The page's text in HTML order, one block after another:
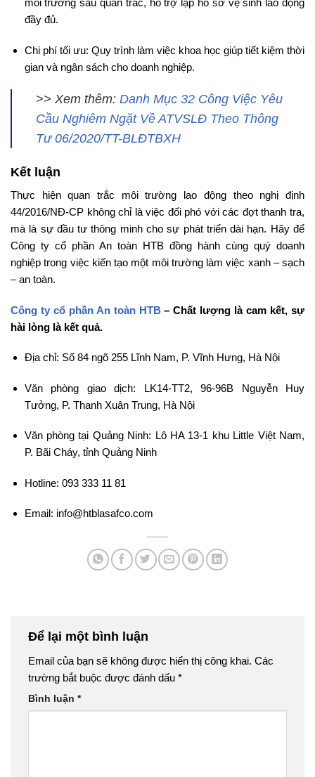
môi trường sau quan trắc, hỗ trợ lập hồ sơ vệ sinh lao động
đầy đủ.
Chi phí tối ưu: Quy trình làm việc khoa học giúp tiết kiệm thời
gian và ngân sách cho doanh nghiệp.
>> Xem thêm: Danh Mục 32 Công Việc Yêu
Cầu Nghiêm Ngặt Về ATVSLĐ Theo Thông
Tư 06/2020/TT-BLĐTBXH
Kết luận
Thực hiện quan trắc môi trường lao động theo nghị định
44/2016/NĐ-CP không chỉ là việc đối phó với các đợt thanh tra,
mà là sự đầu tư thông minh cho sự phát triển dài hạn. Hãy để
Công ty cổ phần An toàn HTB đồng hành cùng quý doanh
nghiệp trong việc kiến tạo một môi trường làm việc xanh – sạch
– an toàn.
Công ty cổ phần An toàn HTB– Chất lượng là cam kết, sự
hài lòng là kết quả.
Địa chỉ: Số 84 ngõ 255 Lĩnh Nam, P. Vĩnh Hưng, Hà Nội
Văn phòng giao dịch: LK14-TT2, 96-96B Nguyễn Huy
Tưởng, P. Thanh Xuân Trung, Hà Nội
Văn phòng tại Quảng Ninh: Lô HA 13-1 khu Little Việt Nam,
P. Bãi Cháy, tỉnh Quảng Ninh
Hotline: 093 333 11 81
Email: info@htblasafco.com
Để lại một bình luận
Email của bạn sẽ không được hiển thị công khai. Các
trường bắt buộc được đánh dấu *
Bình luận *